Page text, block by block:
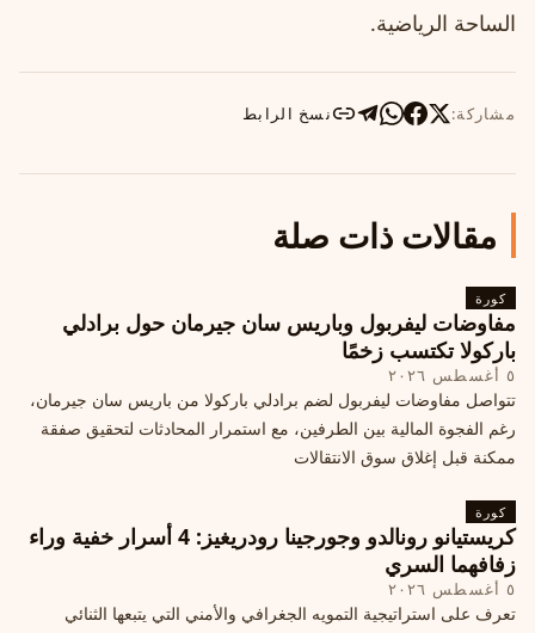
الساحة الرياضية.
مشاركة: نسخ الرابط
مقالات ذات صلة
كورة
مفاوضات ليفربول وباريس سان جيرمان حول برادلي
باركولا تكتسب زخمًا
٥ أغسطس ٢٠٢٦
تتواصل مفاوضات ليفربول لضم برادلي باركولا من باريس سان جيرمان،
رغم الفجوة المالية بين الطرفين، مع استمرار المحادثات لتحقيق صفقة
ممكنة قبل إغلاق سوق الانتقالات
كورة
كريستيانو رونالدو وجورجينا رودريغيز: 4 أسرار خفية وراء
زفافهما السري
٥ أغسطس ٢٠٢٦
تعرف على استراتيجية التمويه الجغرافي والأمني التي يتبعها الثنائي